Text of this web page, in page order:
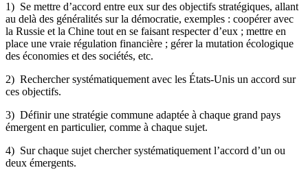
1) Se mettre d’accord entre eux sur des objectifs stratégiques, allant
au delà des généralités sur la démocratie, exemples : coopérer avec
la Russie et la Chine tout en se faisant respecter d’eux ; mettre en
place une vraie régulation financière ; gérer la mutation écologique
des économies et des sociétés, etc.
2) Rechercher systématiquement avec les États-Unis un accord sur
ces objectifs.
3) Définir une stratégie commune adaptée à chaque grand pays
émergent en particulier, comme à chaque sujet.
4) Sur chaque sujet chercher systématiquement l’accord d’un ou
deux émergents.